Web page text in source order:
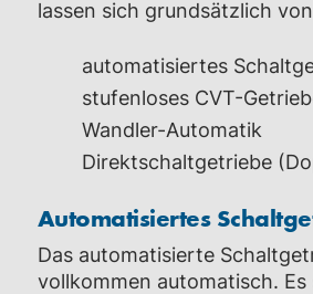
lassen sich grundsätzlich
automatisiertes
stufenloses CVT-
Wandler-Automatik
Direktschaltgetriebe
Automatisiertes
Das automatisierte
vollkommen automatisch.